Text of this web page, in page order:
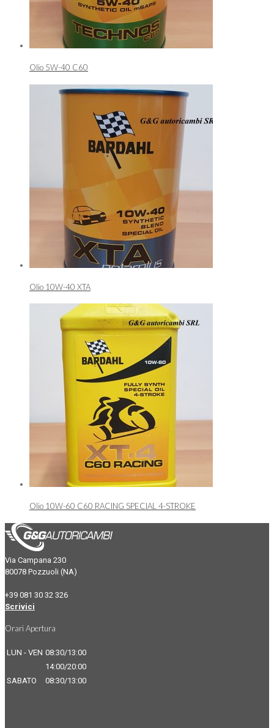
Olio 5W-40 C60
Olio 10W-40 XTA
Olio 10W-60 C60 RACING SPECIAL 4-STROKE
Via Campana 230
80078 Pozzuoli (NA)
+39 081 30 32 326
Scrivici
Orari Apertura
LUN - VEN 08:30/13:00
14:00/20:00
SABATO
08:30/13:00